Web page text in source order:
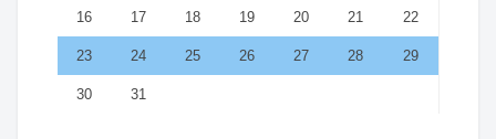
16 17 18 19 20 21 22
23 24 25 26 27 28 29
30 31